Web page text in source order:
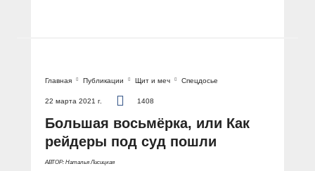
Главная Публикации Щит и меч Спецдосье
22 марта 2021 г. 1408
Большая восьмёрка, или Как
рейдеры под суд пошли
АВТОР: Наталья Лисицкая